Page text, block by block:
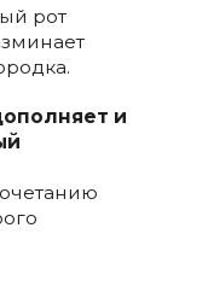
рот
и